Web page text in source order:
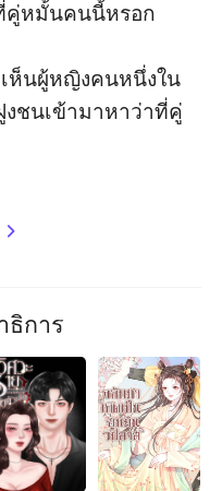
คู่หมั้นคนนี้หรอก
ห็นผู้หญิงคนหนึ่งใน
งชนเข้ามาหาว่าที่คู่
expand_more
ธิการ